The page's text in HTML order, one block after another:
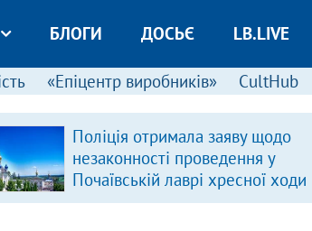
БЛОГИ ДОСЬЄ LB.LIVE
«Епіцентр виробників» CultHub
Поліція отримала заяву щодо
незаконності проведення у
Почаївській лаврі хресної ходи